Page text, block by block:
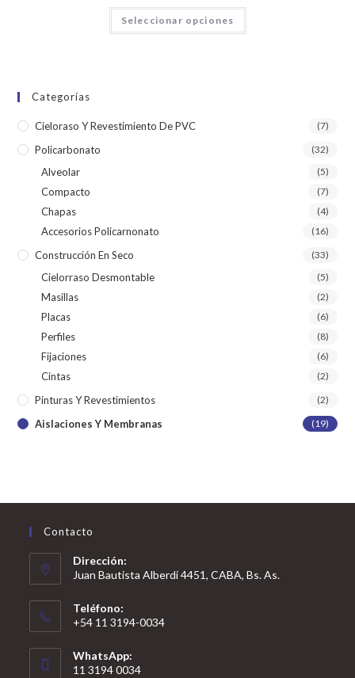
Seleccionar opciones
Categorías
Cieloraso Y Revestimiento De PVC (7)
Policarbonato (32)
Alveolar (5)
Compacto (7)
Chapas (4)
Accesorios Policarnonato (16)
Construcción En Seco (33)
Cielorraso Desmontable (5)
Masillas (2)
Placas (6)
Perfiles (8)
Fijaciones (6)
Cintas (2)
Pinturas Y Revestimientos (2)
Aislaciones Y Membranas (19)
Contacto
Dirección:
Juan Bautista Alberdi 4451, CABA, Bs. As.
Teléfono:
+54 11 3194-0034
WhatsApp:
11 3194 0034